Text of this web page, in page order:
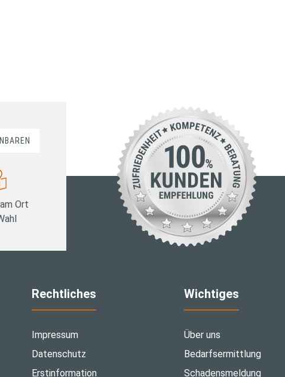
Ort
Rechtliches
Impressum
Datenschutz
Erstinformation
Wichtiges
Über uns
Bedarfsermittlung
Schadensmeldung